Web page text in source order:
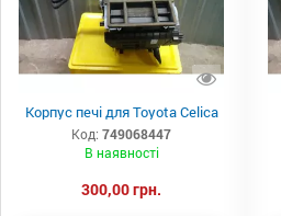
Корпус печі для Toyota Celica
Код: 749068447
В наявності
300,00 грн.